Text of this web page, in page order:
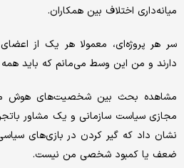
میانه‌داری اختلاف بین همکاران.
سر هر پروژه‌ای، معمولا هر یک از
دارند و من این وسط می‌مانم که باید همه
مشاهده بحث بین شخصیت‌های هوش
مجازی سیاست سازمانی و یک مشاور
نشان داد که گیر کردن در بازی‌های
ضعف یا کمبود شخصی من نیست.